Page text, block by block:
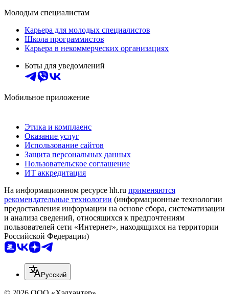
Молодым специалистам
Карьера для молодых специалистов
Школа программистов
Карьера в некоммерческих организациях
Боты для уведомлений
Мобильное приложение
Этика и комплаенс
Оказание услуг
Использование сайтов
Защита персональных данных
Пользовательское соглашение
ИТ аккредитация
На информационном ресурсе hh.ru применяются
рекомендательные технологии (информационные технологии
предоставления информации на основе сбора, систематизации
и анализа сведений, относящихся к предпочтениям
пользователей сети «Интернет», находящихся на территории
Российской Федерации)
Русский